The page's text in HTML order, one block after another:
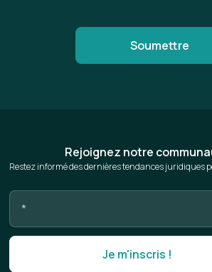
Rejoignez notre
Restez informé des dernières tendances juridiques